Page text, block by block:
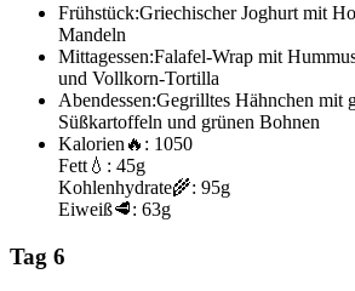
Frühstück:Griechischer Joghurt mit
Mandeln
Mittagessen:Falafel-Wrap mit
und Vollkorn-Tortilla
Abendessen:Gegrilltes Hähnchen mit
Süßkartoffeln und grünen Bohnen
Kalorien 🔥: 1050
Fett 💧: 45g
Kohlenhydrate🌾: 95g
Eiweiß🥩: 63g
Tag 6